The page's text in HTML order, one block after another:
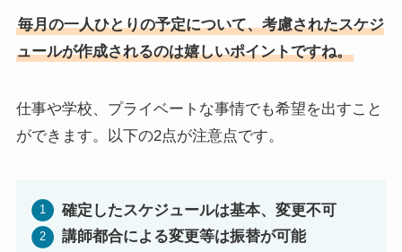
毎月の一人ひとりの予定について、考慮されたスケジ
ュールが作成されるのは嬉しいポイントですね。
仕事や学校、プライベートな事情でも希望を出すこと
ができます。以下の2点が注意点です。
確定したスケジュールは基本、変更不可
講師都合による変更等は振替が可能